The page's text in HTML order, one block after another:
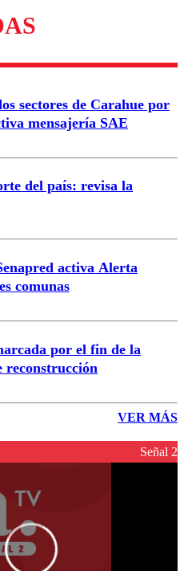
Enviar comentario
sectores de Carahue por
mensajería SAE
del país: revisa la
activa Alerta
comunas
por el fin de la
reconstrucción
VER MÁS
Señal 2